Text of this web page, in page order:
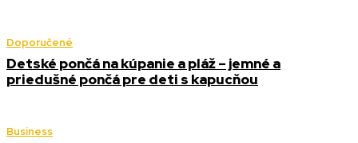
Doporučené
Detské pončá na kúpanie a pláž – jemné a
priedušné pončá pre deti s kapucňou
Business